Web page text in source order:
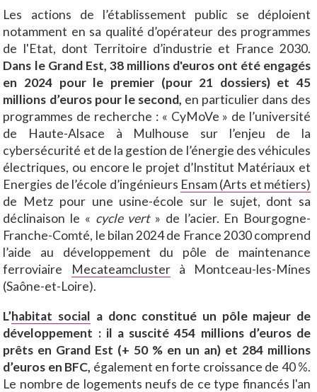
Les actions de l’établissement public se déploient
notamment en sa qualité d’opérateur des programmes
de l'Etat, dont Territoire d’industrie et France 2030.
Dans le Grand Est, 38 millions d'euros ont été engagés
en 2024 pour le premier (pour 21 dossiers) et 45
millions d’euros pour le second, en particulier dans des
programmes de recherche : « CyMoVe » de l’université
de Haute-Alsace à Mulhouse sur l’enjeu de la
cybersécurité et de la gestion de l’énergie des véhicules
électriques, ou encore le projet d’Institut Matériaux et
Energies de l’école d’ingénieurs Ensam (Arts et métiers)
de Metz pour une usine-école sur le sujet, dont sa
déclinaison le « cycle vert» de l’acier. En Bourgogne-
Franche-Comté, le bilan 2024 de France 2030 comprend
l’aide au développement du pôle de maintenance
ferroviaire
Mecateamclusterà Montceau-les-Mines
(Saône-et-Loire).
L’habitat social a donc constitué un pôle majeur de
développement : il a suscité 454 millions d’euros de
prêts en Grand Est (+ 50 % en un an) et 284 millions
d’euros en BFC, également en forte croissance de 40 %.
Le nombre de logements neufs de ce type financés l'an